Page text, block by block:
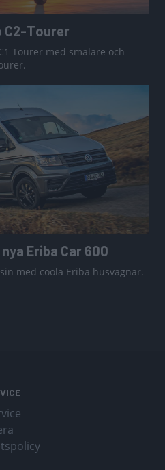
C2-Tourer
Tourer med smalare och
Eriba Car 600
med coola Eriba husvagnar.